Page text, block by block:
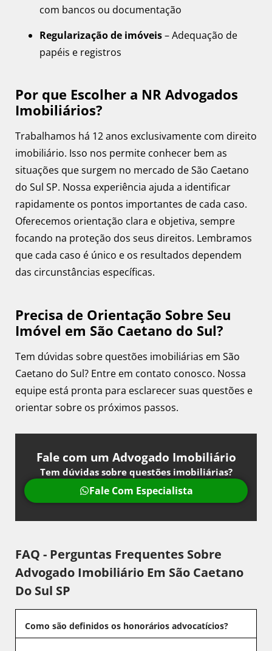
com bancos ou documentação
Regularização de imóveis– Adequação de
papéis e registros
Por que Escolher a NR Advogados
Imobiliários?
Trabalhamos há 12 anos exclusivamente com direito
imobiliário. Isso nos permite conhecer bem as
situações que surgem no mercado de São Caetano
do Sul SP. Nossa experiência ajuda a identificar
rapidamente os pontos importantes de cada caso.
Oferecemos orientação clara e objetiva, sempre
focando na proteção dos seus direitos. Lembramos
que cada caso é único e os resultados dependem
das circunstâncias específicas.
Precisa de Orientação Sobre Seu
Imóvel em São Caetano do Sul?
Tem dúvidas sobre questões imobiliárias em São
Caetano do Sul? Entre em contato conosco. Nossa
equipe está pronta para esclarecer suas questões e
orientar sobre os próximos passos.
Fale com um Advogado Imobiliário
Tem dúvidas sobre questões imobiliárias?
Fale Com Especialista
FAQ - Perguntas Frequentes Sobre
Advogado Imobiliário Em São Caetano
Do Sul SP
Como são definidos os honorários advocatícios?